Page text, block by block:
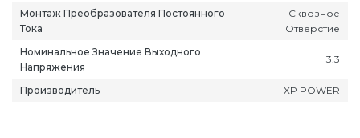
Монтаж Преобразователя Постоянного
Тока
Сквозное
Отверстие
Номинальное Значение Выходного
Напряжения
3.3
Производитель XP POWER